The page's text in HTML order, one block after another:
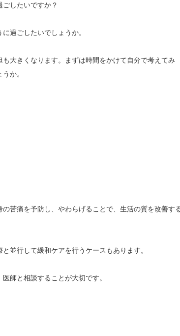
したいですか？
過ごしたいでしょうか。
大きくなります。まずは時間をかけて自分で考えてみ
か。
苦痛を予防し、やわらげることで、生活の質を改善す
並行して緩和ケアを行うケースもあります。
師と相談することが大切です。